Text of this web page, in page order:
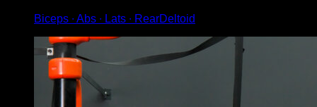
Biceps ∙ Abs ∙ Lats ∙ RearDeltoid